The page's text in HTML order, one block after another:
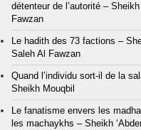
détenteur de l’autorité – Sheikh
Fawzan
Le hadith des 73 factions –
Saleh Al Fawzan
Quand l’individu sort-il de la
Sheikh Mouqbil
Le fanatisme envers les
les machaykhs – Sheikh